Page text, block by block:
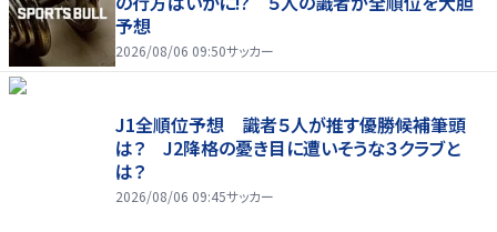
予想
2026/08/06 09:50サッカー
J1全順位予想 識者５人が推す優勝候補筆頭
は？ J2降格の憂き目に遭いそうな３クラブと
は？
2026/08/06 09:45サッカー